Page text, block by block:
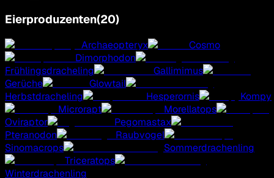
Eierproduzenten(20)
Archaeopteryx
Cosmo
Dimorphodon
Frühlingsdracheling
Gallimimus
Gerüche
Glowtail
Herbstdracheling
Hesperornis
Kompy
Microrapt
Morellatops
Oviraptor
Pegomastax
Pteranodon
Raubvogel
Sinomacrops
Sommerdrachenling
Triceratops
Winterdrachenling